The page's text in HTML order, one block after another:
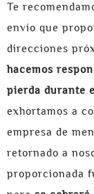
Te
envío que
direcciones
hacemos
pierda durante
exhortamos a
empresa de
retornado a
proporcionada